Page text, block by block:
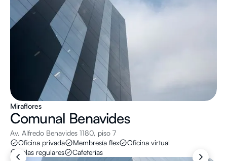
Miraflores
Comunal Benavides
Av. Alfredo Benavides 1180, piso 7
Oficina privada
Membresía flex
Oficina virtual
Salas regulares
Cafeterías